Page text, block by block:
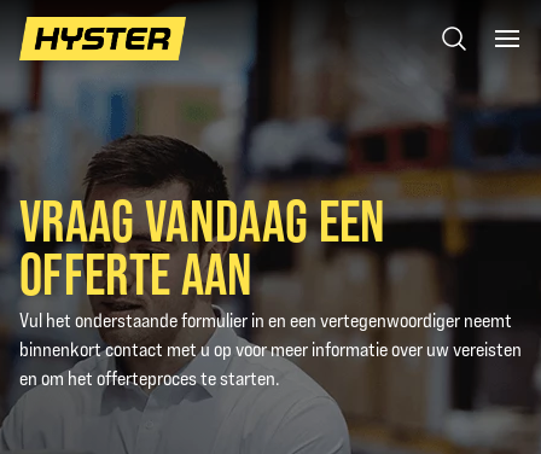
VRAAG VANDAAG EEN
OFFERTE AAN
Vul het onderstaande formulier in en een vertegenwoordiger neemt
binnenkort contact met u op voor meer informatie over uw vereisten
en om het offerteproces te starten.